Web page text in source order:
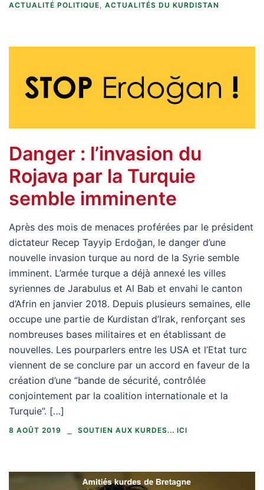
ACTUALITÉ POLITIQUE, ACTUALITÉS DU KURDISTAN
Danger : l’invasion du
Rojava par la Turquie
semble imminente
Après des mois de menaces proférées par le président
dictateur Recep Tayyip Erdoğan, le danger d’une
nouvelle invasion turque au nord de la Syrie semble
imminent. L’armée turque a déjà annexé les villes
syriennes de Jarabulus et Al Bab et envahi le canton
d’Afrin en janvier 2018. Depuis plusieurs semaines, elle
occupe une partie de Kurdistan d’Irak, renforçant ses
nombreuses bases militaires et en établissant de
nouvelles. Les pourparlers entre les USA et l’Etat turc
viennent de se conclure par un accord en faveur de la
création d’une “bande de sécurité, contrôlée
conjointement par la coalition internationale et la
Turquie”. […]
8 AOÛT 2019 SOUTIEN AUX KURDES... ICI